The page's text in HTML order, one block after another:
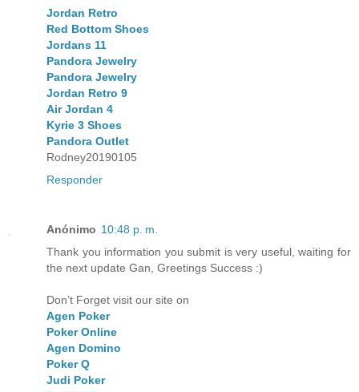
Jordan Retro
Red Bottom Shoes
Jordans 11
Pandora Jewelry
Pandora Jewelry
Jordan Retro 9
Air Jordan 4
Kyrie 3 Shoes
Pandora Outlet
Rodney20190105
Responder
Anónimo 10:48 p. m.
Thank you information you submit is very useful, waiting for
the next update Gan, Greetings Success :)
Don’t Forget visit our site on
Agen Poker
Poker Online
Agen Domino
Poker Q
Judi Poker